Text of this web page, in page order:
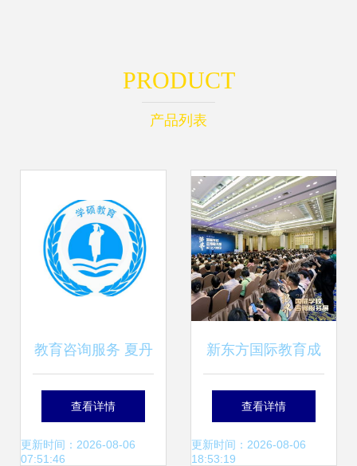
PRODUCT
产品列表
教育咨询服务 夏丹
丹公司的专业实践
与展望
查看详情
更新时间：2026-08-06
07:51:46
新东方国际教育成
功举办2024视界国
际学校咨询服务展·
查看详情
更新时间：2026-08-06
18:53:19